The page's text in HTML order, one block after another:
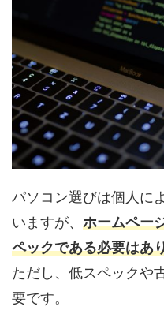
パソコン選びは個人に
いますが、 ホームペー
ペックである必要はあ
ただし、低スペックや
要です。